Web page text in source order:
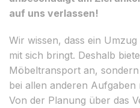
auf uns verlassen!
Wir wissen, dass ein
mit sich bringt. Deshalb
Möbeltransport an,
bei allen anderen
Von der Planung über das